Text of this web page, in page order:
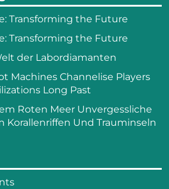
Transforming the Future
Transforming the Future
der Labordiamanten
Machines Channelise Players
Long Past
Roten Meer Unvergessliche
Korallenriffen Und Trauminseln